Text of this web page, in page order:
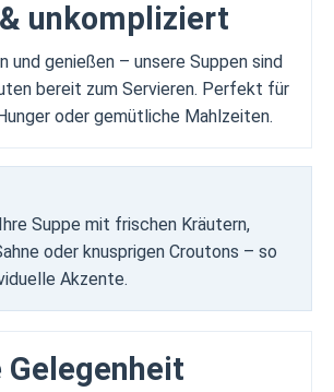
unkompliziert
und genießen – unsere Suppen sind
bereit zum Servieren. Perfekt für
oder gemütliche Mahlzeiten.
Suppe mit frischen Kräutern,
oder knusprigen Croutons – so
Akzente.
Gelegenheit